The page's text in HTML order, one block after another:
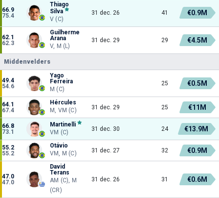
66.9
75.4
Thiago
Silva
V (C)
31 dec. 26 41 €0.9M
62.1
62.3
Guilherme
Arana
V, M (L)
31 dec. 29 29 €4.5M
Middenvelders
49.4
54.6
Yago
Ferreira
M (C)
25 €0.5M
64.1
67.4
Hércules
M, VM (C)
31 dec. 29 25 €11M
66.8
73.1
Martinelli
VM (C)
31 dec. 30 24 €13.9M
55.2
55.2
Otávio
VM, M (C)
31 dec. 27 32 €0.9M
47.0
47.0
David
Terans
AM (C), M
(CR)
31 dec. 26 31 €0.6M